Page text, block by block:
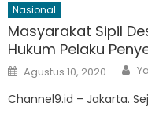
Nasional
Masyarakat Sipil
Hukum Pelaku
Posted
on
Agustus 10, 2020
Channel9.id – Jakarta.